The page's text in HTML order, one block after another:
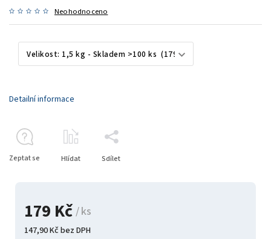
Neohodnoceno
179 Kč / ks
147,90 Kč bez DPH
Detailní informace
Zeptat se Hlídat Sdílet